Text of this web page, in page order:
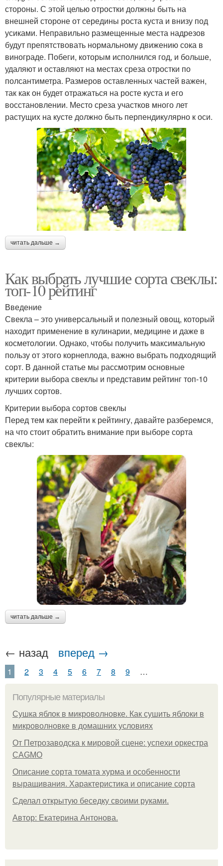
стороны. С этой целью отростки должны быть на
внешней стороне от середины роста куста и внизу под
усиками. Неправильно размещенные места надрезов
будут препятствовать нормальному движению сока в
винограде. Побеги, которым исполнился год, и больше,
удаляют и оставляют на местах среза отростки по
полсантиметра. Размеров оставленных частей важен,
так как он будет отражаться на росте куста и его
восстановлении. Место среза участков много лет
растущих на кусте должно быть перпендикулярно к оси.
читать дальше →
Как выбрать лучшие сорта свеклы:
топ-10 рейтинг
Введение
Свекла – это универсальный и полезный овощ, который
находит применение в кулинарии, медицине и даже в
косметологии. Однако, чтобы получить максимальную
пользу от этого корнеплода, важно выбрать подходящий
сорт. В данной статье мы рассмотрим основные
критерии выбора свеклы и представим рейтинг топ-10
лучших сортов.
Критерии выбора сортов свеклы
Перед тем как перейти к рейтингу, давайте разберемся,
на что стоит обратить внимание при выборе сорта
свеклы:
читать дальше →
← назад вперед →
1 2 3 4 5 6 7 8 9 …
Популярные материалы
Сушка яблок в микроволновке. Как сушить яблоки в
микроволновке в домашних условиях
От Петрозаводска к мировой сцене: успехи оркестра
CAGMO
Описание сорта томата хурма и особенности
выращивания. Характеристика и описание сорта
Сделал открытую беседку своими руками.
Автор: Екатерина Антонова.